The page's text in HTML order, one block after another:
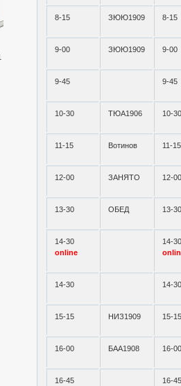
8-15 ЗЮЮ1909 8-15
9-00 ЗЮЮ1909 9-00
9-45 9-45
10-30 ТЮА1906 10-
11-15 Вотинов 11-15
12-00 ЗАНЯТО 12-
13-30 ОБЕД 13-
14-30
online
14-
14-30 14-
15-15 НИЗ1909 15-
16-00 БАА1908 16-
16-45 16-